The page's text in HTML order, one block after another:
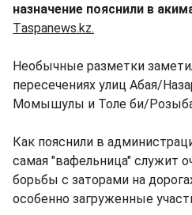
назначение пояснили в
Тaspanews.kz.
Необычные разметки
пересечениях улиц Абая/
Момышулы и Толе би/
Как пояснили в
самая "вафельница" служит
борьбы с заторами на
особенно загруженные